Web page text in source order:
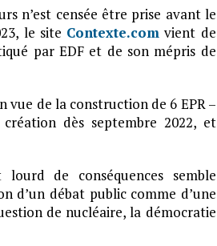
n’est censée être prise avant le
le site Contexte.com vient de
par EDF et de son mépris de
vue de la construction de 6 EPR –
dès septembre 2022, et
de conséquences semble
d’un débat public comme d’une
de nucléaire, la démocratie